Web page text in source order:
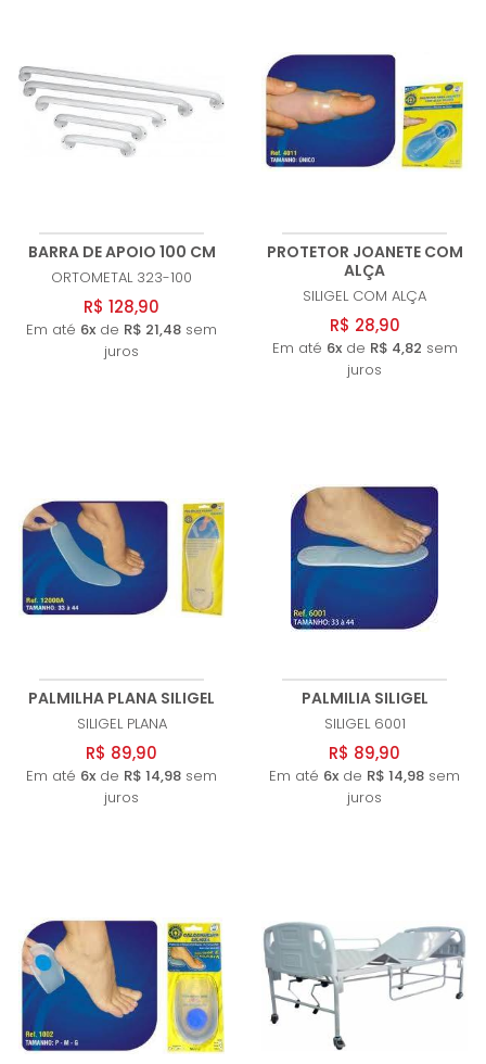
BARRA DE APOIO 100 CM
ORTOMETAL 323-100
R$ 128,90
Em até 6x de R$ 21,48 sem
juros
PROTETOR JOANETE COM
ALÇA
SILIGEL COM ALÇA
R$ 28,90
Em até 6xde R$ 4,82 sem
juros
PALMILHA PLANA SILIGEL
SILIGEL PLANA
R$ 89,90
Em até 6x de R$ 14,98 sem
juros
PALMILIA SILIGEL
SILIGEL 6001
R$ 89,90
Em até 6x de R$ 14,98 sem
juros